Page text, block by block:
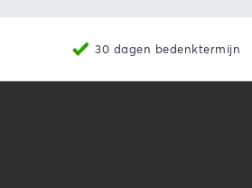
30 dagen bedenktermijn